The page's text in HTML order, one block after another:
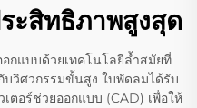
ะสิทธิภาพสูงสุด
อกแบบด้วยเทคโนโลยีล้ำสมัยที่
วิศวกรรมขั้นสูง ใบพัดลมได้รับ
ตอร์ช่วยออกแบบ (CAD) เพื่อให้